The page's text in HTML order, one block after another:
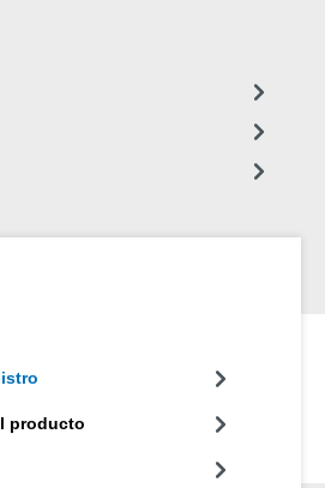
en combinación con uno de los otros
producto